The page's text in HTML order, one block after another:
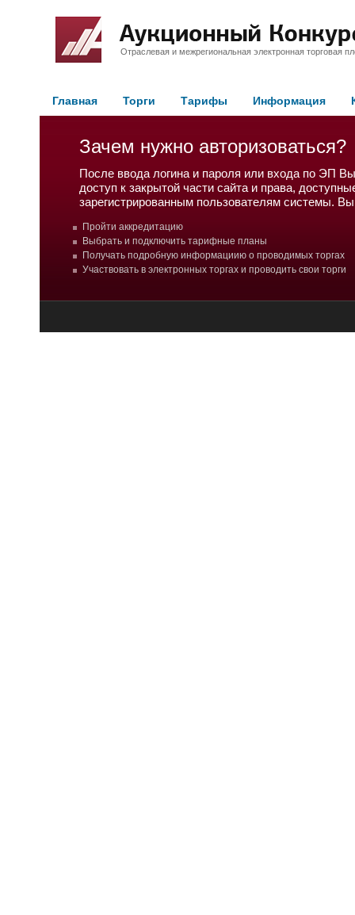
Отраслевая и межрегиональная электронная торговая
Главная Торги Тарифы Информация
Зачем нужно авторизоваться?
После ввода логина и пароля или входа по ЭП
доступ к закрытой части сайта и права,
зарегистрированным пользователям системы.
Пройти аккредитацию
Выбрать и подключить тарифные планы
Получать подробную информациию о проводимых торгах
Участвовать в электронных торгах и проводить свои торги